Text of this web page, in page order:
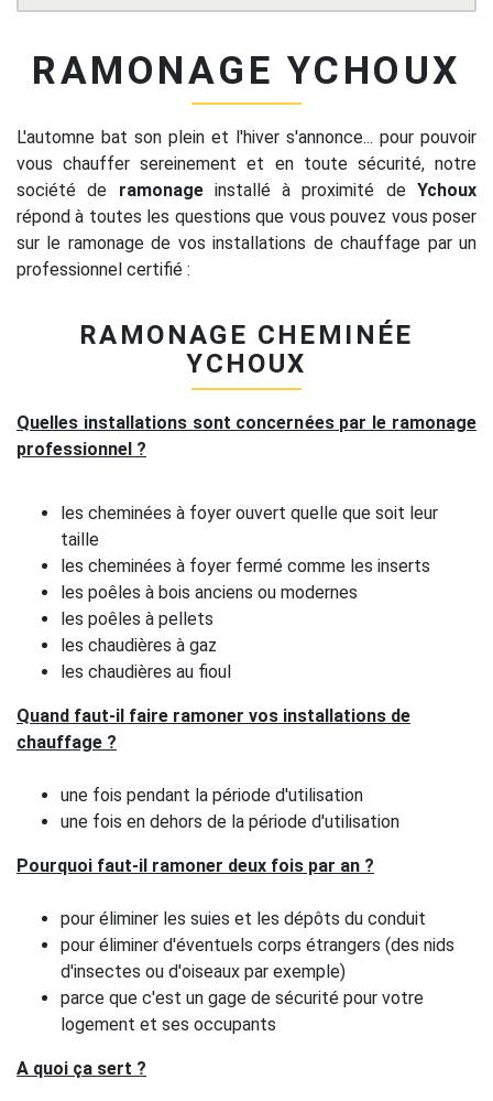
RAMONAGE YCHOUX
L'automne bat son plein et l'hiver s'annonce... pour pouvoir
vous chauffer sereinement et en toute sécurité, notre
société de ramonageinstallé à proximité deYchoux
répond à toutes les questions que vous pouvez vous poser
sur le ramonage de vos installations de chauffage par un
professionnel certifié :
RAMONAGE CHEMINÉE
YCHOUX
Quelles installations sont concernées par le ramonage
professionnel ?
les cheminées à foyer ouvert quelle que soit leur
taille
les cheminées à foyer fermé comme les inserts
les poêles à bois anciens ou modernes
les poêles à pellets
les chaudières à gaz
les chaudières au fioul
Quand faut-il faire ramoner vos installations de
chauffage ?
une fois pendant la période d'utilisation
une fois en dehors de la période d'utilisation
Pourquoi faut-il ramoner deux fois par an ?
pour éliminer les suies et les dépôts du conduit
pour éliminer d'éventuels corps étrangers (des nids
d'insectes ou d'oiseaux par exemple)
parce que c'est un gage de sécurité pour votre
logement et ses occupants
A quoi ça sert ?